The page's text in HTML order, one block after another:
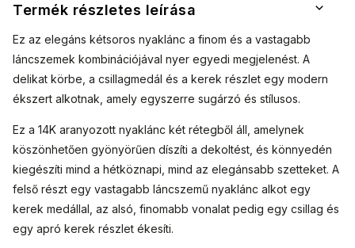
Termék részletes leírása
Ez az elegáns kétsoros nyaklánc a finom és a vastagabb
láncszemek kombinációjával nyer egyedi megjelenést. A
delikat körbe, a csillagmedál és a kerek részlet egy modern
ékszert alkotnak, amely egyszerre sugárzó és stílusos.
Ez a 14K aranyozott nyaklánc két rétegből áll, amelynek
köszönhetően gyönyörűen díszíti a dekoltést, és könnyedén
kiegészíti mind a hétköznapi, mind az elegánsabb szetteket. A
felső részt egy vastagabb láncszemű nyaklánc alkot egy
kerek medállal, az alsó, finomabb vonalat pedig egy csillag és
egy apró kerek részlet ékesíti.